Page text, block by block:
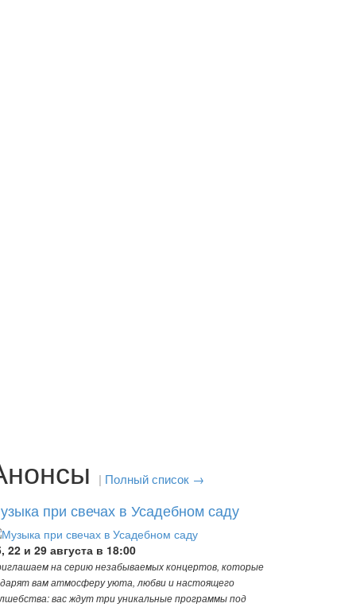
| Полный список →
при свечах в Усадебном саду
22 и 29 августа в 18:00
на серию незабываемых концертов, которые
вам атмосферу уюта, любви и настоящего
вас ждут три уникальные программы под